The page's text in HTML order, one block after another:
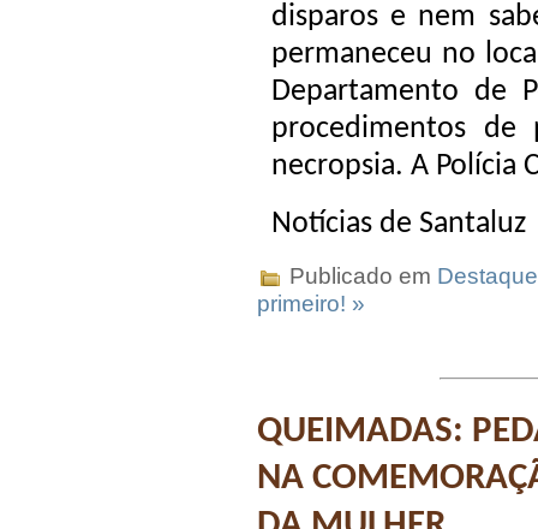
disparos e nem
permaneceu no
Departamento de
procedimentos
necropsia. A Polícia
Notícias de Santaluz
Publicado em
primeiro! »
QUEIMADAS:
NA